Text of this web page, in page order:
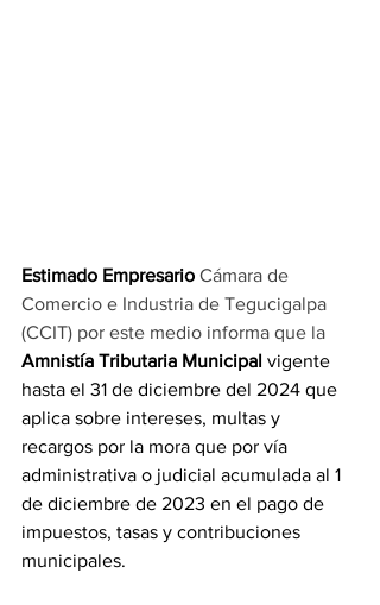
Estimado Empresario Cámara de
Comercio e Industria de Tegucigalpa
(CCIT) por este medio informa que la
Amnistía Tributaria Municipal vigente
hasta el 31 de diciembre del 2024 que
aplica sobre intereses, multas y
recargos por la mora que por vía
administrativa o judicial acumulada al 1
de diciembre de 2023 en el pago de
impuestos, tasas y contribuciones
municipales.